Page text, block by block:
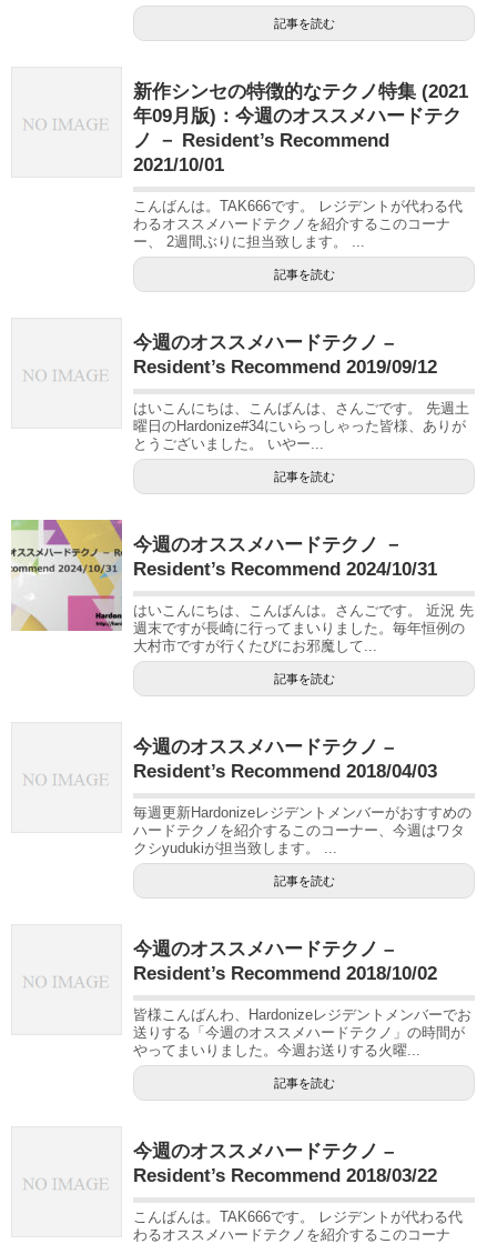
記事を読む
新作シンセの特徴的なテクノ特集 (2021
年09月版)：今週のオススメハードテク
ノ － Resident’s Recommend
2021/10/01
こんばんは。TAK666です。 レジデントが代わる代
わるオススメハードテクノを紹介するこのコーナ
ー、 2週間ぶりに担当致します。 ...
記事を読む
今週のオススメハードテクノ –
Resident’s Recommend 2019/09/12
はいこんにちは、こんばんは、さんごです。 先週土
曜日のHardonize#34にいらっしゃった皆様、ありが
とうございました。 いやー...
記事を読む
今週のオススメハードテクノ －
Resident’s Recommend 2024/10/31
はいこんにちは、こんばんは。さんごです。 近況 先
週末ですが長崎に行ってまいりました。毎年恒例の
大村市ですが行くたびにお邪魔して...
記事を読む
今週のオススメハードテクノ –
Resident’s Recommend 2018/04/03
毎週更新Hardonizeレジデントメンバーがおすすめの
ハードテクノを紹介するこのコーナー、今週はワタ
クシyudukiが担当致します。 ...
記事を読む
今週のオススメハードテクノ –
Resident’s Recommend 2018/10/02
皆様こんばんわ、Hardonizeレジデントメンバーでお
送りする「今週のオススメハードテクノ」の時間が
やってまいりました。今週お送りする火曜...
記事を読む
今週のオススメハードテクノ –
Resident’s Recommend 2018/03/22
こんばんは。TAK666です。 レジデントが代わる代
わるオススメハードテクノを紹介するこのコーナ